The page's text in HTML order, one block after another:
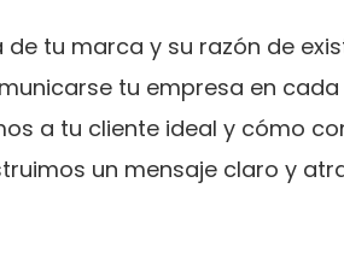
de tu marca y su razón de
tu empresa en cada
a tu cliente ideal y cómo
un mensaje claro y